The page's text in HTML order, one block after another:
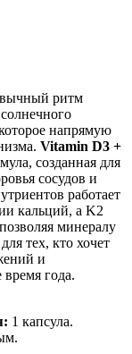
ритм
напрямую
Vitamin D3 +
созданная для
сосудов и
работает
кальций, а K2
минералу
тех, кто хочет
и
года.
1 капсула.